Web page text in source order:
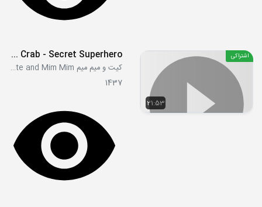
21:53
اشتراکی S2E21&22 - Grabby the Crab - Secret Superhero
کیت و میم میم Kate and Mim Mim
1437